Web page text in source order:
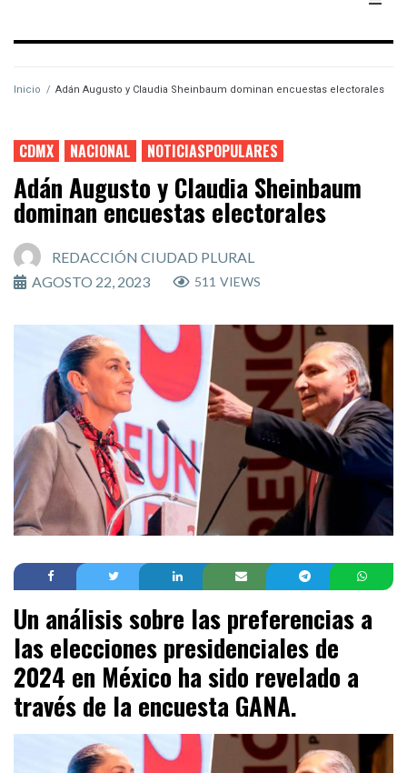
Inicio / Adán Augusto y Claudia Sheinbaum dominan encuestas electorales
CDMX NACIONAL NOTICIASPOPULARES
Adán Augusto y Claudia Sheinbaum
dominan encuestas electorales
REDACCIÓN CIUDAD PLURAL
AGOSTO 22, 2023
511 VIEWS
Un análisis sobre las preferencias a
las elecciones presidenciales de
2024 en México ha sido revelado a
través de la encuesta GANA.